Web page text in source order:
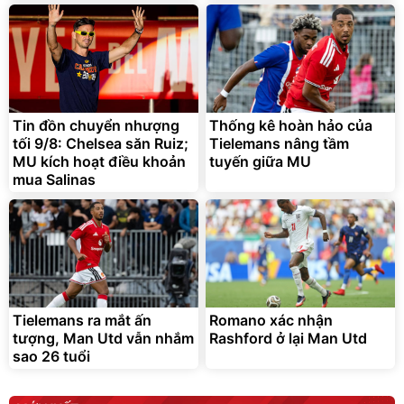
Lót ghế ôtô, nâng lưng
chống nóng giúp thoải mái
trong di chuyển
295.000đ
Đã bán nhiều
Tin đồn chuyển nhượng
tối 9/8: Chelsea săn Ruiz;
MU kích hoạt điều khoản
mua Salinas
Thống kê hoàn hảo của
Tielemans nâng tầm
tuyến giữa MU
Tielemans ra mắt ấn
tượng, Man Utd vẫn nhắm
sao 26 tuổi
Romano xác nhận
Rashford ở lại Man Utd